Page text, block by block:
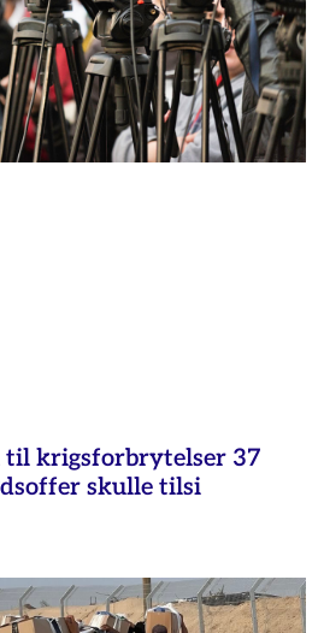
krigsforbrytelser 37
skulle tilsi